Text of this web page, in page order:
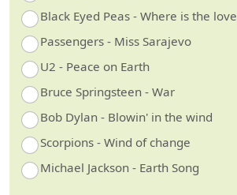
Black Eyed Peas - Where is the love
Passengers - Miss Sarajevo
U2 - Peace on Earth
Bruce Springsteen - War
Bob Dylan - Blowin' in the wind
Scorpions - Wind of change
Michael Jackson - Earth Song